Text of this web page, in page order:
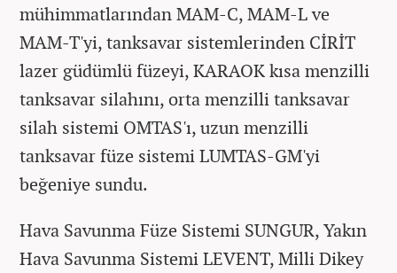
mühimmatlarından MAM-C, MAM-L ve
MAM-T'yi, tanksavar sistemlerinden CİRİT
lazer güdümlü füzeyi, KARAOK kısa menzilli
tanksavar silahını, orta menzilli tanksavar
silah sistemi OMTAS'ı, uzun menzilli
tanksavar füze sistemi LUMTAS-GM'yi
beğeniye sundu.
Hava Savunma Füze Sistemi SUNGUR, Yakın
Hava Savunma Sistemi LEVENT, Milli Dikey